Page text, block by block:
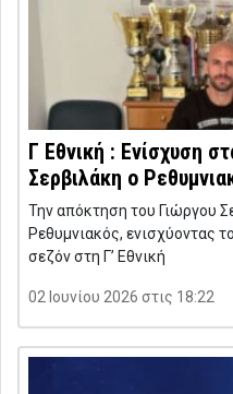
Γ Εθνική : Ενίσχυση
Σερβιλάκη ο
Την απόκτηση του Γιώργου
Ρεθυμνιακός, ενισχύοντας
σεζόν στη Γ’ Εθνική
02 Ιουνίου 2026 στις 18:22